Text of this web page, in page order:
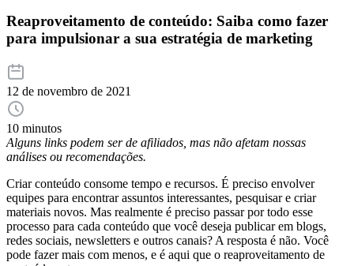
Reaproveitamento de conteúdo: Saiba como fazer
para impulsionar a sua estratégia de marketing
12 de novembro de 2021
10 minutos
Alguns links podem ser de afiliados, mas não afetam nossas
análises ou recomendações.
Criar conteúdo consome tempo e recursos. É preciso envolver
equipes para encontrar assuntos interessantes, pesquisar e criar
materiais novos. Mas realmente é preciso passar por todo esse
processo para cada conteúdo que você deseja publicar em blogs,
redes sociais, newsletters e outros canais? A resposta é não. Você
pode fazer mais com menos, e é aqui que o reaproveitamento de